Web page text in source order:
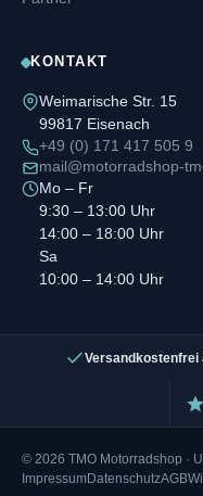
KONTAKT
Weimarische Str. 15
99817 Eisenach
+49 (0) 171 417 505 9
mail@motorradshop-
Mo – Fr
9:30 – 13:00 Uhr
14:00 – 18:00 Uhr
Sa
10:00 – 14:00 Uhr
Versandkostenfrei
© 2026 TMO Motorradshop ·
ImpressumDatenschutzAGB